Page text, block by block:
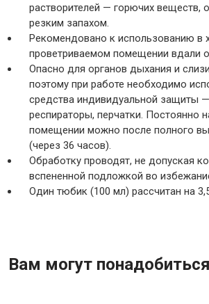
растворителей — горючих веществ,
резким запахом.
Рекомендовано к использованию в
проветриваемом помещении вдали
Опасно для органов дыхания и
поэтому при работе необходимо
средства индивидуальной защиты
респираторы, перчатки. Постоянно
помещении можно после полного
(через 36 часов).
Обработку проводят, не допуская
вспененной подложкой во
Один тюбик (100 мл) рассчитан на
Вам могут понадобиться
Всё для дома и
Товары для бани и сауны
Оборудование для клининга и